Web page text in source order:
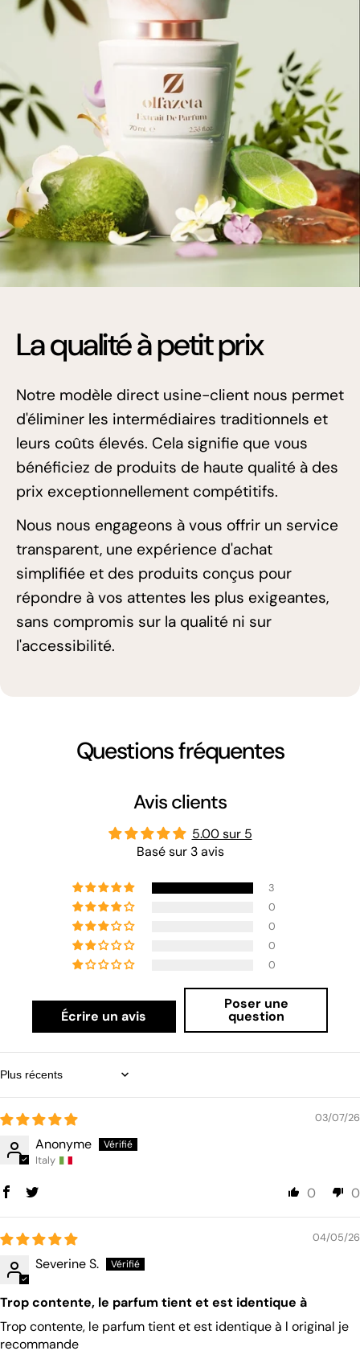
La qualité à petit prix
Notre modèle direct usine-client nous permet
d'éliminer les intermédiaires traditionnels et
leurs coûts élevés. Cela signifie que vous
bénéficiez de produits de haute qualité à des
prix exceptionnellement compétitifs.
Nous nous engageons à vous offrir un service
transparent, une expérience d'achat
simplifiée et des produits conçus pour
répondre à vos attentes les plus exigeantes,
sans compromis sur la qualité ni sur
l'accessibilité.
Questions fréquentes
Avis clients
5.00 sur 5
Basé sur 3 avis
3
0
0
0
0
Écrire un avis
Poser une
question
Sort by
03/07/26
Anonyme
Italy
0 0
04/05/26
Severine S.
Trop contente, le parfum tient et est identique à
Trop contente, le parfum tient et est identique à l original je
recommande